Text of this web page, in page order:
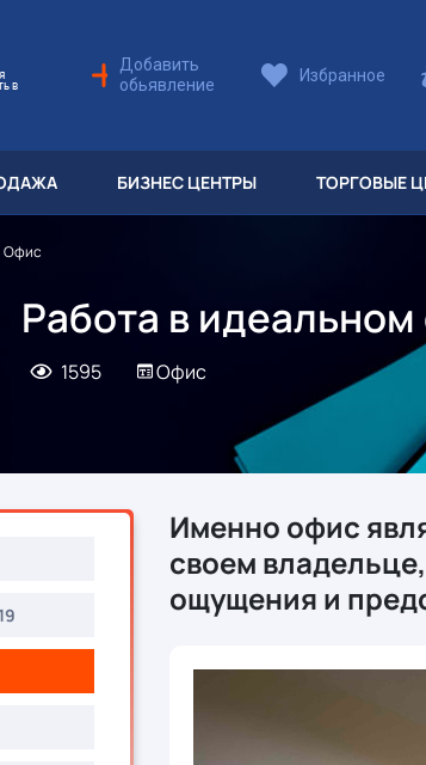
В
Добавить
обьявление
Избранное
БИЗНЕС ЦЕНТРЫ ТОРГОВЫЕ
Офис
Работа в
1595 Офис
19
Именно офис
своем
ощущения и